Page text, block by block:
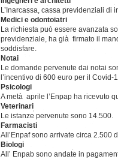
L’Inarcassa, cassa previdenziali
Medici e odontoiatri
La richiesta può essere avanzata
previdenziale, ha già firmato il
soddisfare.
Notai
Le domande pervenute dai notai
l’incentivo di 600 euro per il Covid-
Psicologi
A metà aprile l’Enpap ha ricevuto
Veterinari
Le istanze pervenute sono 14.500.
Farmacisti
All’Enpaf sono arrivate circa 2.500
Biologi
All’ Enpab sono andate in